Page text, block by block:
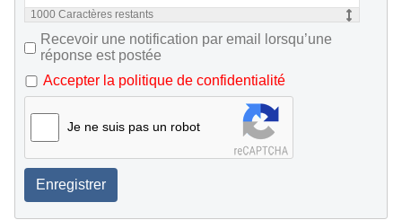
1000 Caractères restants
Recevoir une notification par email lorsqu’une
réponse est postée
Accepter la politique de confidentialité
Je ne suis pas un robot
Enregistrer